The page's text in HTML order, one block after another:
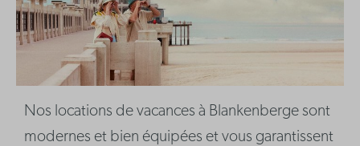
Nos locations de vacances à Blankenberge sont
modernes et bien équipées et vous garantissent